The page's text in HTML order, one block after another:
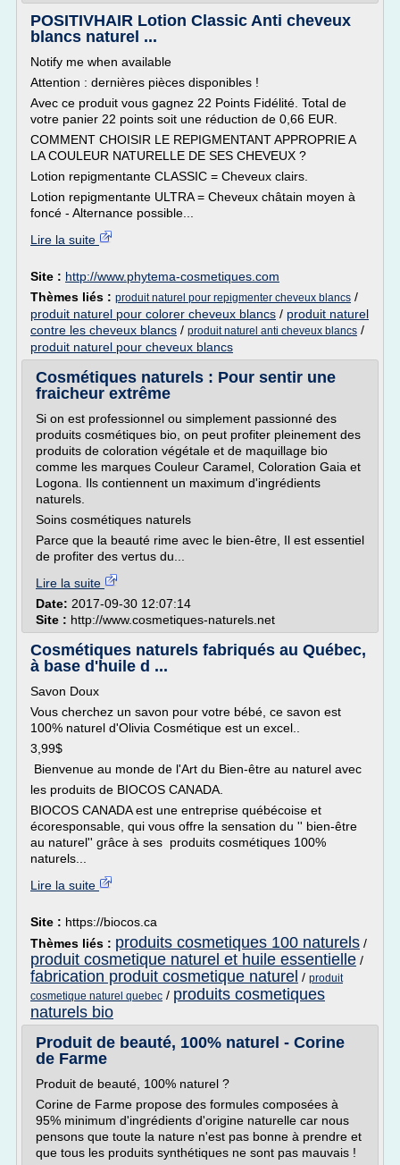
POSITIVHAIR Lotion Classic Anti cheveux
blancs naturel ...
Notify me when available
Attention : dernières pièces disponibles !
Avec ce produit vous gagnez 22 Points Fidélité. Total de
votre panier 22 points soit une réduction de 0,66 EUR.
COMMENT CHOISIR LE REPIGMENTANT APPROPRIE A
LA COULEUR NATURELLE DE SES CHEVEUX ?
Lotion repigmentante CLASSIC = Cheveux clairs.
Lotion repigmentante ULTRA = Cheveux châtain moyen à
foncé - Alternance possible...
Lire la suite
Site : http://www.phytema-cosmetiques.com
Thèmes liés : produit naturel pour repigmenter cheveux blancs /
produit naturel pour colorer cheveux blancs / produit naturel
contre les cheveux blancs / produit naturel anti cheveux blancs /
produit naturel pour cheveux blancs
Cosmétiques naturels : Pour sentir une
fraicheur extrême
Si on est professionnel ou simplement passionné des
produits cosmétiques bio, on peut profiter pleinement des
produits de coloration végétale et de maquillage bio
comme les marques Couleur Caramel, Coloration Gaia et
Logona. Ils contiennent un maximum d'ingrédients
naturels.
Soins cosmétiques naturels
Parce que la beauté rime avec le bien-être, Il est essentiel
de profiter des vertus du...
Lire la suite
Date: 2017-09-30 12:07:14
Site : http://www.cosmetiques-naturels.net
Cosmétiques naturels fabriqués au Québec,
à base d'huile d ...
Savon Doux
Vous cherchez un savon pour votre bébé, ce savon est
100% naturel d'Olivia Cosmétique est un excel..
3,99$
Bienvenue au monde de l'Art du Bien-être au naturel avec
les produits de BIOCOS CANADA.
BIOCOS CANADA est une entreprise québécoise et
écoresponsable, qui vous offre la sensation du '' bien-être
au naturel'' grâce à ses produits cosmétiques 100%
naturels...
Lire la suite
Site : https://biocos.ca
Thèmes liés : produits cosmetiques 100 naturels /
produit cosmetique naturel et huile essentielle /
fabrication produit cosmetique naturel / produit
cosmetique naturel quebec / produits cosmetiques
naturels bio
Produit de beauté, 100% naturel - Corine
de Farme
Produit de beauté, 100% naturel ?
Corine de Farme propose des formules composées à
95% minimum d'ingrédients d'origine naturelle car nous
pensons que toute la nature n'est pas bonne à prendre et
que tous les produits synthétiques ne sont pas mauvais !